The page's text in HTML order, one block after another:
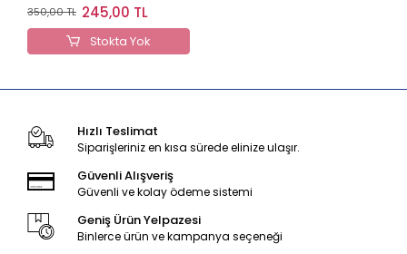
350,00 TL 245,00 TL
Stokta Yok
Hızlı Teslimat
Siparişleriniz en kısa sürede elinize ulaşır.
Güvenli Alışveriş
Güvenli ve kolay ödeme sistemi
Geniş Ürün Yelpazesi
Binlerce ürün ve kampanya seçeneği